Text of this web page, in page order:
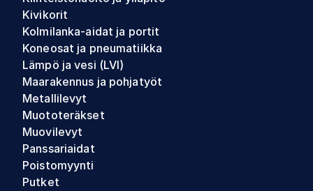
Kivikorit
Kolmilanka-aidat ja portit
Koneosat ja pneumatiikka
Lämpö ja vesi (LVI)
Maarakennus ja pohjatyöt
Metallilevyt
Muototeräkset
Muovilevyt
Panssariaidat
Poistomyynti
Putket